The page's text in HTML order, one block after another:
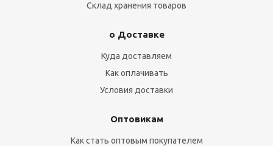
Склад хранения товаров
о Доставке
Куда доставляем
Как оплачивать
Условия доставки
Оптовикам
Как стать оптовым покупателем